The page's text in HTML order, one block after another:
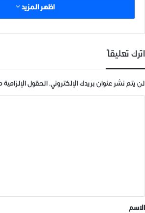
اظهر المزيد
اترك تعليقاً
لن يتم نشر عنوان بريدك الإلكتروني. الحقول الإلزامية
*الاسم